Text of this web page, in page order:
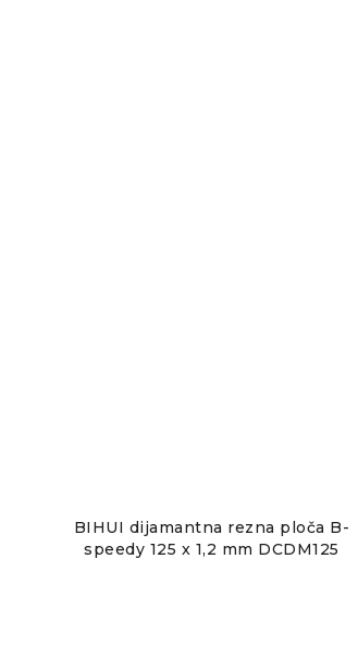
BIHUI dijamantna rezna ploča B-
speedy 125 x 1,2 mm DCDM125